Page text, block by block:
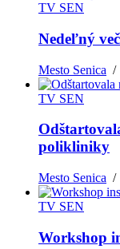
TV SEN
Nedeľný
Mesto Senica /
TV SEN
polikliniky
Mesto Senica /
TV SEN
Workshop